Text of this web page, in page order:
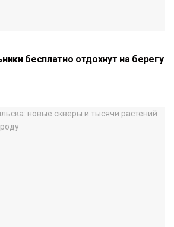
бесплатно отдохнут на берегу